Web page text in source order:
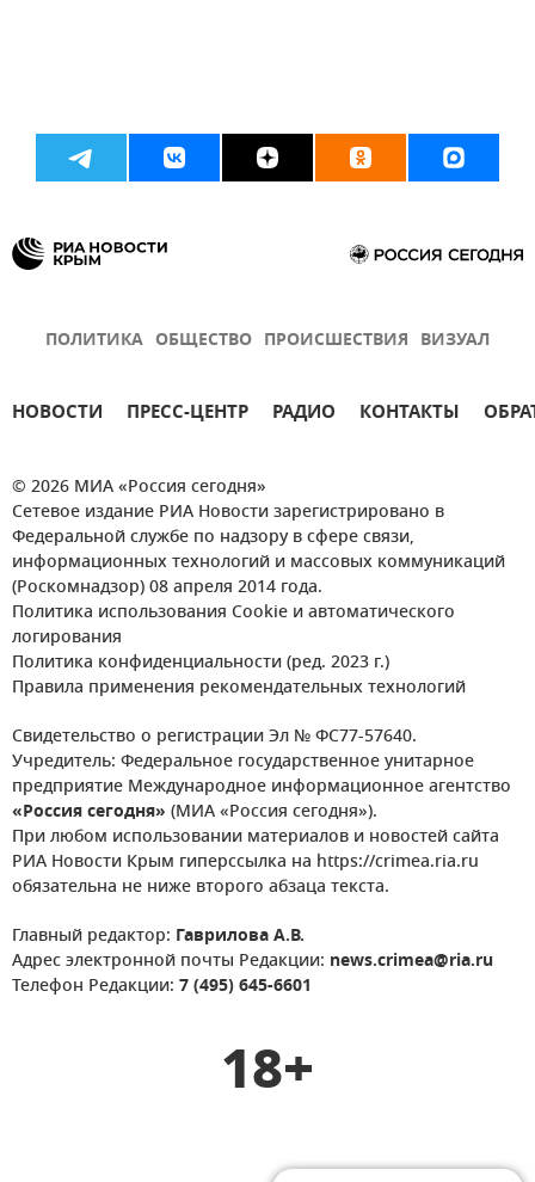
ПОЛИТИКА ОБЩЕСТВО ПРОИСШЕСТВИЯ ВИЗУАЛ
НОВОСТИ ПРЕСС-ЦЕНТР РАДИО КОНТАКТЫ
© 2026 МИА «Россия сегодня»
Сетевое издание РИА Новости зарегистрировано в
Федеральной службе по надзору в сфере связи,
информационных технологий и массовых коммуникаций
(Роскомнадзор) 08 апреля 2014 года.
Политика использования Cookie и автоматического
логирования
Политика конфиденциальности (ред. 2023 г.)
Правила применения рекомендательных технологий
Свидетельство о регистрации Эл № ФС77-57640.
Учредитель: Федеральное государственное унитарное
предприятие Международное информационное агентство
«Россия сегодня» (МИА «Россия сегодня»).
При любом использовании материалов и новостей сайта
РИА Новости Крым гиперссылка на https://crimea.ria.ru
обязательна не ниже второго абзаца текста.
Главный редактор: Гаврилова А.В.
Адрес электронной почты Редакции: news.crimea@ria.ru
Телефон Редакции: 7 (495) 645-6601
18+